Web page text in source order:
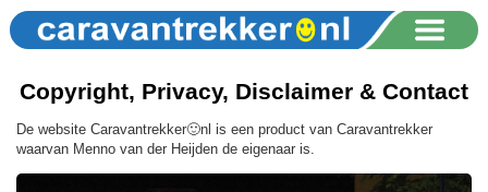
Copyright, Privacy, Disclaimer & Contact
De website Caravantrekker🙂nl is een product van Caravantrekker
waarvan Menno van der Heijden de eigenaar is.